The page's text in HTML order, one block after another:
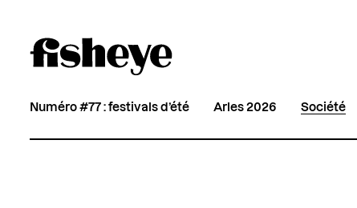
Numéro #77 : festivals d’été Arles 2026 Société